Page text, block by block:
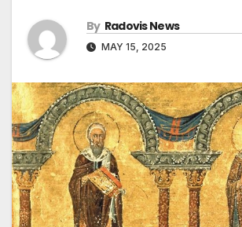
By Radovis News
MAY 15, 2025